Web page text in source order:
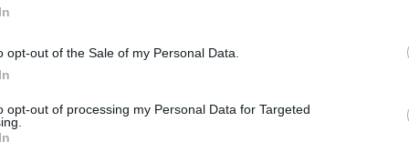
opt-out of the Sale of my Personal Data.
opt-out of processing my Personal Data for Targeted
η φωτιά στην Αρόη της Πάτρας - Νερό με